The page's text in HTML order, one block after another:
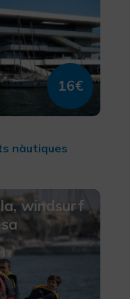
16€
nàutiques
windsurf